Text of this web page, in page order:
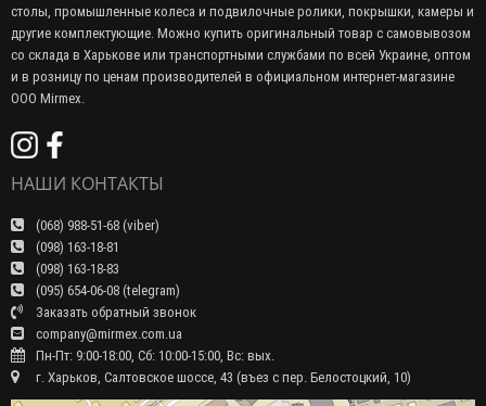
столы, промышленные колеса и подвилочные ролики, покрышки, камеры и
другие комплектующие. Можно купить оригинальный товар с самовывозом
со склада в Харькове или транспортными службами по всей Украине, оптом
и в розницу по ценам производителей в официальном интернет-магазине
ООО Mirmex.
НАШИ КОНТАКТЫ
(068) 988-51-68 (viber)
(098) 163-18-81
(098) 163-18-83
(095) 654-06-08 (telegram)
Заказать обратный звонок
company@mirmex.com.ua
Пн-Пт: 9:00-18:00, Сб: 10:00-15:00, Вс: вых.
г. Харьков, Салтовское шоссе, 43 (въез с пер. Белостоцкий, 10)